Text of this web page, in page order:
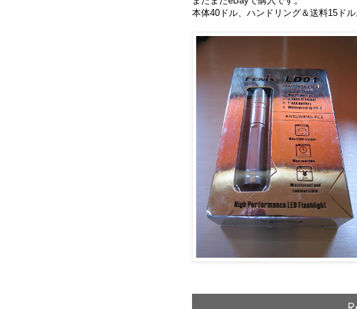
本体40ドル、ハンドリング＆送料15ドル